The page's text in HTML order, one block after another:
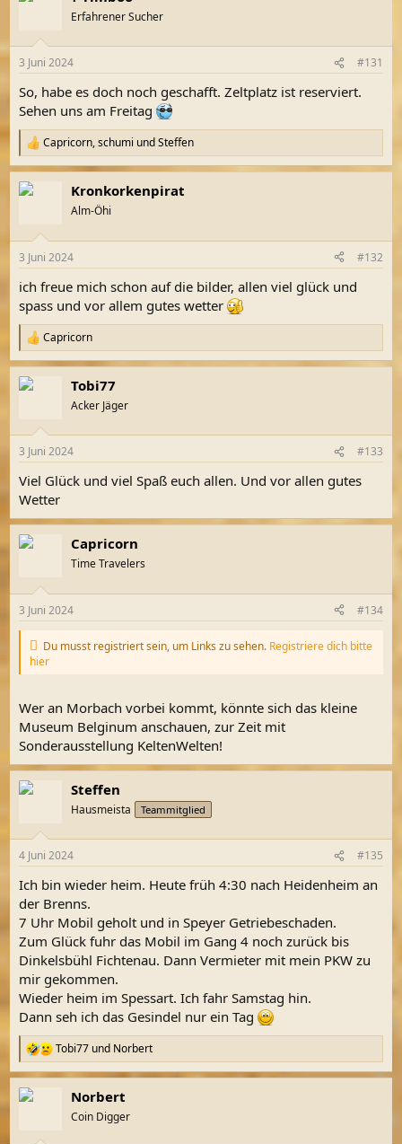
e
:
Erfahrener Sucher
3 Juni 2024 #131
So, habe es doch noch geschafft. Zeltplatz ist reserviert.
Sehen uns am Freitag
R
e
a
k
e
:
Capricorn,schumi undSteffen
Kronkorkenpirat
Alm-Öhi
3 Juni 2024 #132
ich freue mich schon auf die bilder, allen viel glück und
spass und vor allem gutes wetter
R
e
a
k
e
:
Capricorn
Tobi77
Acker Jäger
3 Juni 2024 #133
Viel Glück und viel Spaß euch allen. Und vor allen gutes
Wetter
Capricorn
Time Travelers
3 Juni 2024 #134
Du musst registriert sein, um Links zu sehen. Registriere dich bitte
hier
Wer an Morbach vorbei kommt, könnte sich das kleine
Museum Belginum anschauen, zur Zeit mit
Sonderausstellung KeltenWelten!
Steffen
Hausmeista Teammitglied
4 Juni 2024 #135
Ich bin wieder heim. Heute früh 4:30 nach Heidenheim an
der Brenns.
7 Uhr Mobil geholt und in Speyer Getriebeschaden.
Zum Glück fuhr das Mobil im Gang 4 noch zurück bis
Dinkelsbühl Fichtenau. Dann Vermieter mit mein PKW zu
mir gekommen.
Wieder heim im Spessart. Ich fahr Samstag hin.
Dann seh ich das Gesindel nur ein Tag
R
e
a
k
Tobi77 und Norbert
Norbert
Coin Digger